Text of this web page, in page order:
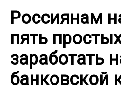
Россиянам
пять
заработать
банковской